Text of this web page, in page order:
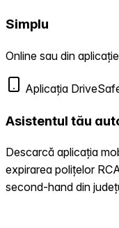
Simplu
Online sau din aplicație
Aplicația
Asistentul tău
Descarcă aplicația
expirarea polițelor
second-hand din